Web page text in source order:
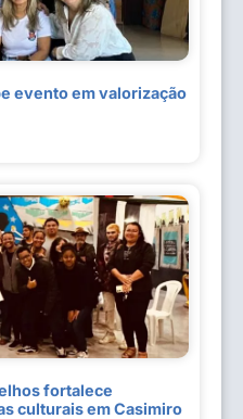
evento em valorização
fortalece
culturais em Casimiro